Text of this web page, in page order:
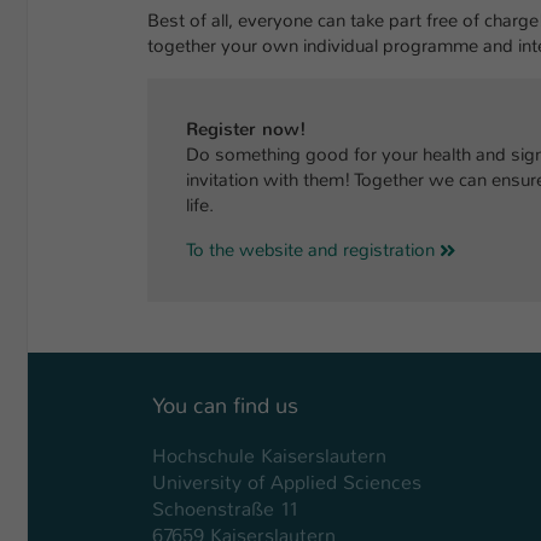
Best of all, everyone can take part free of
together your own individual programme and
Register now!
Do something good for your health and
invitation with them! Together we can
life.
To the website and registration
You can find us
Hochschule Kaiserslautern
University of Applied Sciences
Schoenstraße 11
67659 Kaiserslautern